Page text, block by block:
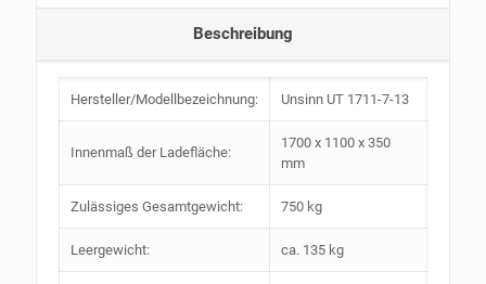
Beschreibung
Hersteller/Modellbezeichnung: Unsinn UT 1711-7-13
Innenmaß der Ladefläche:
1700 x 1100 x 350
mm
Zulässiges Gesamtgewicht: 750 kg
Leergewicht: ca. 135 kg